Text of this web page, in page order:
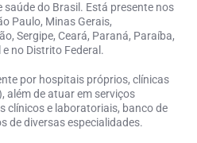
saúde do Brasil. Está presente nos
Paulo, Minas Gerais,
Sergipe, Ceará, Paraná, Paraíba,
no Distrito Federal.
por hospitais próprios, clínicas
além de atuar em serviços
clínicos e laboratoriais, banco de
de diversas especialidades.